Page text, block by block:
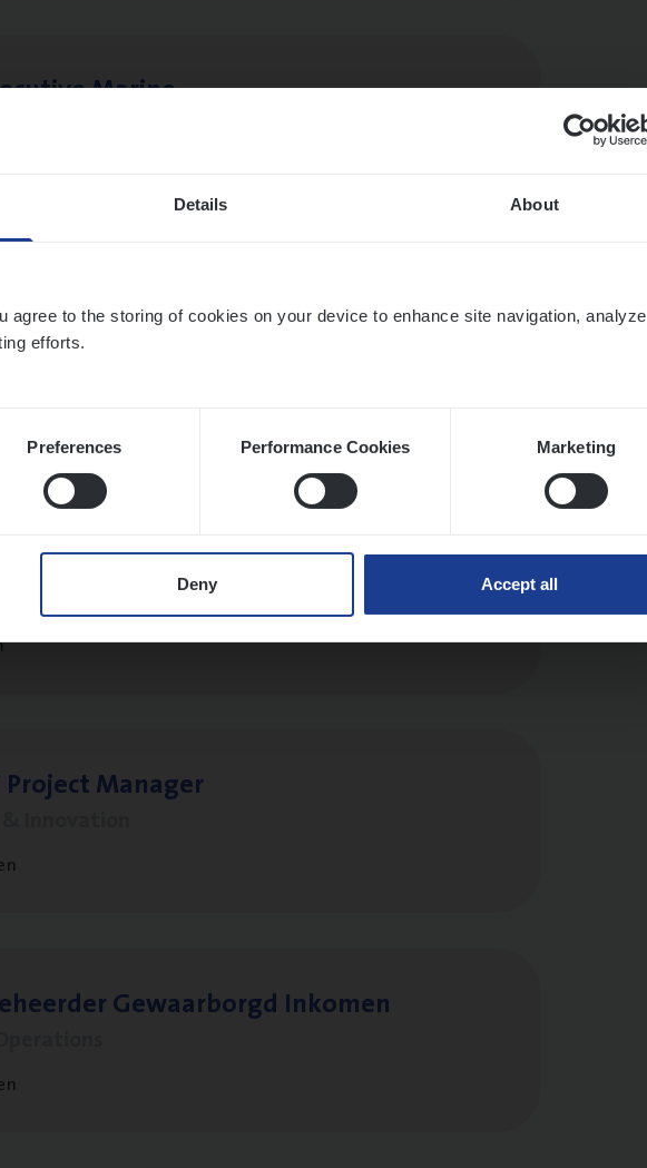
Details About
agree to the storing of cookies on your device to enhance site navigation, analyze
efforts.
Preferences Performance Cookies Marketing
Deny Accept all
Marine
Pro­per­ty verzekeringen
Pro­ject Manager
Gewaar­borgd Inkomen